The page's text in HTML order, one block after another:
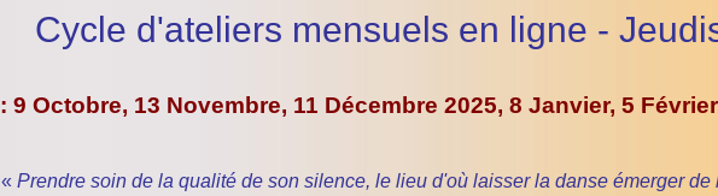
Cycle d'ateliers mensuels en ligne -
: 9 Octobre, 13 Novembre, 11 Décembre 2025, 8 Janvier, 5
« Prendre soin de la qualité de son silence, le lieu d'où laisser la danse émerger